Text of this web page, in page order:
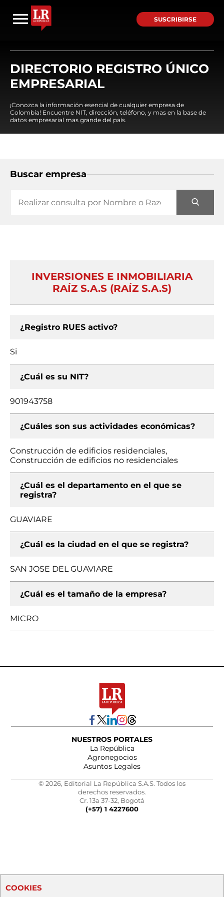
SUSCRIBIRSE
DIRECTORIO REGISTRO ÚNICO
EMPRESARIAL
¡Conozca la información esencial de cualquier empresa de
Colombia! Encuentre NIT, dirección, teléfono, y mas en la base de
datos empresarial mas grande del país.
Buscar empresa
INVERSIONES E INMOBILIARIA
RAÍZ S.A.S (RAÍZ S.A.S)
¿Registro RUES activo?
Si
¿Cuál es su NIT?
901943758
¿Cuáles son sus actividades económicas?
Construcción de edificios residenciales,
Construcción de edificios no residenciales
¿Cuál es el departamento en el que se
registra?
GUAVIARE
¿Cuál es la ciudad en el que se registra?
SAN JOSE DEL GUAVIARE
¿Cuál es el tamaño de la empresa?
MICRO
NUESTROS PORTALES
La República
Agronegocios
Asuntos Legales
© 2026, Editorial La República S.A.S. Todos los
derechos reservados.
Cr. 13a 37-32, Bogotá
(+57) 1 4227600
COOKIES